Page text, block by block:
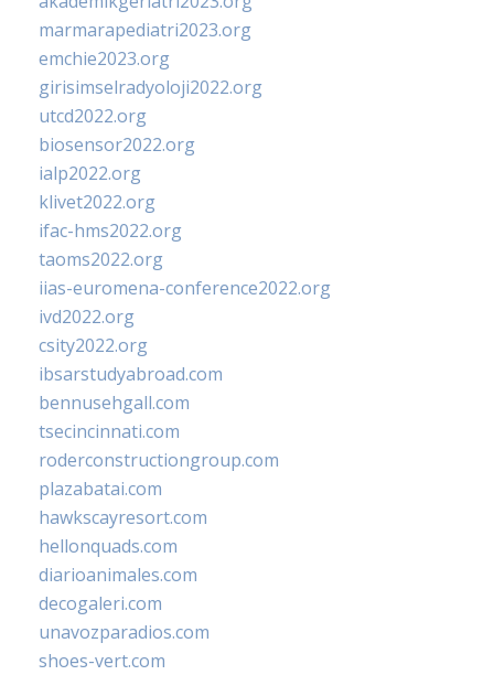
marmarapediatri2023.org
emchie2023.org
girisimselradyoloji2022.org
utcd2022.org
biosensor2022.org
ialp2022.org
klivet2022.org
ifac-hms2022.org
taoms2022.org
iias-euromena-conference2022.org
ivd2022.org
csity2022.org
ibsarstudyabroad.com
bennusehgall.com
tsecincinnati.com
roderconstructiongroup.com
plazabatai.com
hawkscayresort.com
hellonquads.com
diarioanimales.com
decogaleri.com
unavozparadios.com
shoes-vert.com